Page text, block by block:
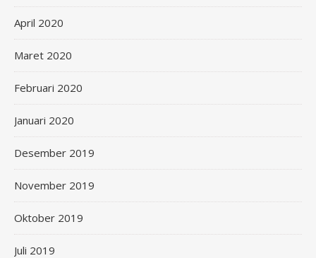
April 2020
Maret 2020
Februari 2020
Januari 2020
Desember 2019
November 2019
Oktober 2019
Juli 2019